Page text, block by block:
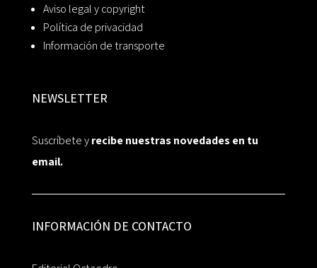
Aviso legal y copyright
Política de privacidad
Información de transporte
NEWSLETTER
Suscríbete yrecibe nuestras novedades en tu
email.
INFORMACIÓN DE CONTACTO